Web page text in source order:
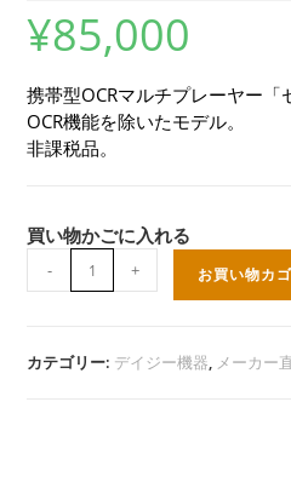
¥85,000
携帯型OCRマルチプレーヤー「
OCR機能を除いたモデル。
非課税品。
買い物かごに入れる
ン
レ
- + お買い物カ
カテゴリー: デイジー機器, メーカー